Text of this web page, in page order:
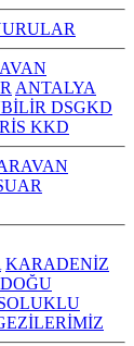
ANTALYA
DSGKD
KKD
KARADENİZ